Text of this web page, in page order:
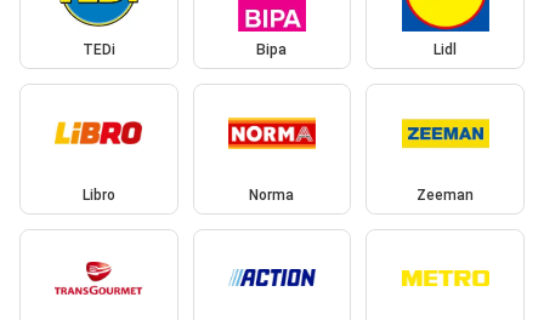
TEDi Bipa Lidl
Libro Norma Zeeman